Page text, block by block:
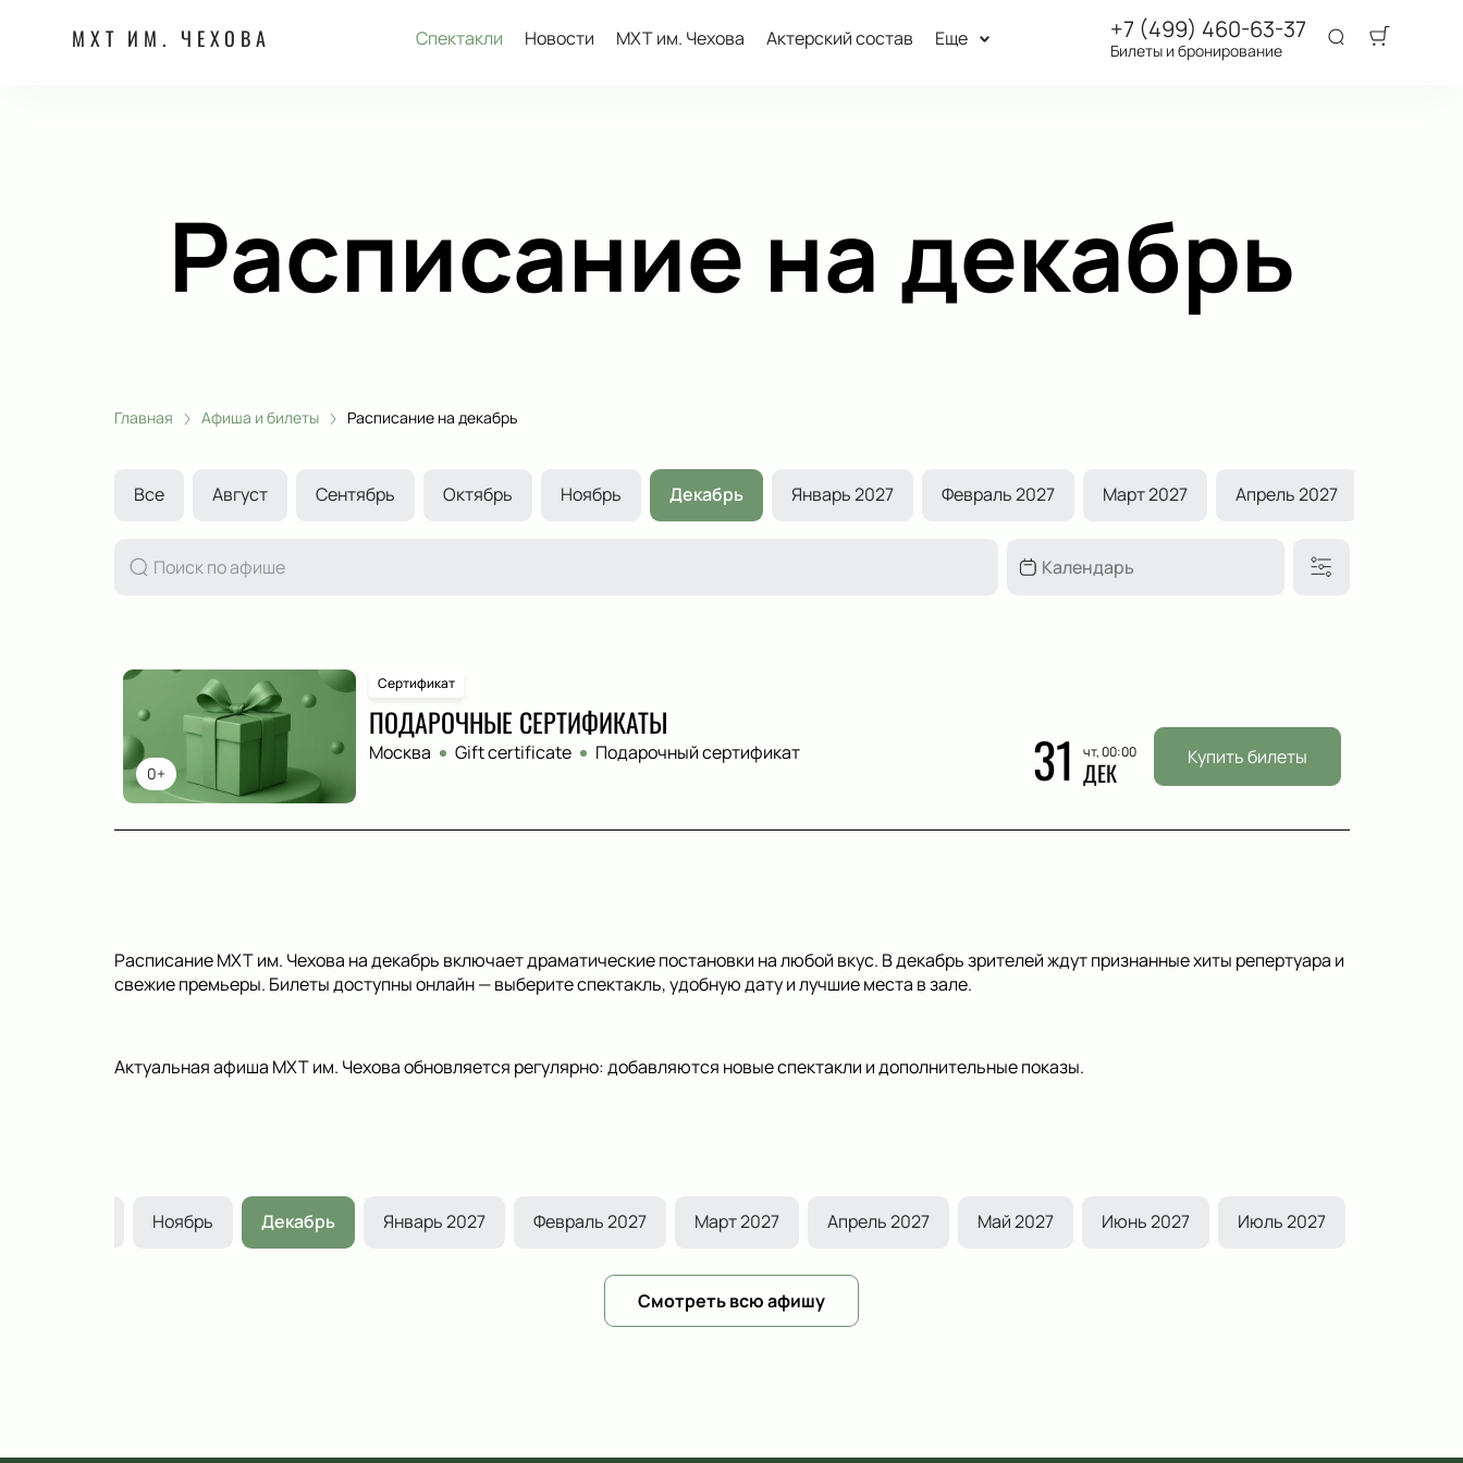
МХТ ИМ. ЧЕХОВА Спектакли Новости МХТ им. Чехова Актерский состав Еще +7 (499) 460-63-37
Билеты и бронирование
Расписание на декабрь
Главная Афиша и билеты Расписание на декабрь
Все Август Сентябрь Октябрь Ноябрь Декабрь Январь 2027 Февраль 2027 Март 2027 Апрель 2027
0+
Сертификат
ПОДАРОЧНЫЕ СЕРТИФИКАТЫ
Москва Gift certificate Подарочный сертификат 31 чт, 00:00
ДЕК Купить билеты
Расписание МХТ им. Чехова на декабрь включает драматические постановки на любой вкус. В декабрь зрителей ждут признанные хиты репертуара и
свежие премьеры. Билеты доступны онлайн — выберите спектакль, удобную дату и лучшие места в зале.
Актуальная афиша МХТ им. Чехова обновляется регулярно: добавляются новые спектакли и дополнительные показы.
Ноябрь Декабрь Январь 2027 Февраль 2027 Март 2027 Апрель 2027 Май 2027 Июнь 2027 Июль 2027
Смотреть всю афишу